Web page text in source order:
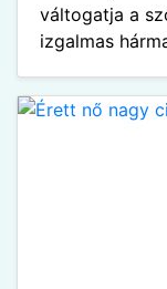
váltogatja a
izgalmas